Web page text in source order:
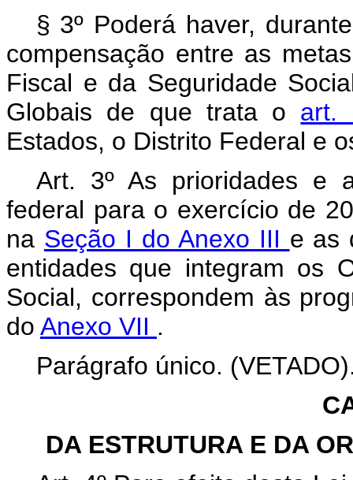
§ 3º Poderá haver,
compensação entre as
Fiscal e da Seguridade
Globais de que trata o
Estados, o Distrito Federal e
Art. 3º As prioridades e
federal para o exercício de
na Seção I do Anexo III e as
entidades que integram os
Social, correspondem às
do Anexo VII .
Parágrafo único.
DA ESTRUTURA E DA